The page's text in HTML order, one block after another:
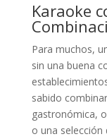
Karaoke
Para muchos,
sin una buena
sabido
gastronómica,
o una selección